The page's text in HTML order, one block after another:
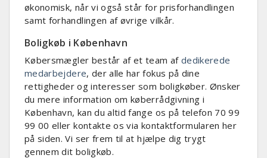
økonomisk, når vi også står for prisforhandlingen
samt forhandlingen af øvrige vilkår.
Boligkøb i København
Købersmægler består af et team af dedikerede
medarbejdere, der alle har fokus på dine
rettigheder og interesser som boligkøber. Ønsker
du mere information om køberrådgivning i
København, kan du altid fange os på telefon 70 99
99 00 eller kontakte os via kontaktformularen her
på siden. Vi ser frem til at hjælpe dig trygt
gennem dit boligkøb.